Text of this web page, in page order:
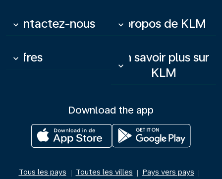
Contactez-nous
keyboard_arrow_down À propos de KLM
keyboard_arrow_down
Offres
keyboard_arrow_down
En savoir plus sur
KLM
keyboard_arrow_down
Download the app
Tous les pays | Toutes les villes | Pays vers pays |